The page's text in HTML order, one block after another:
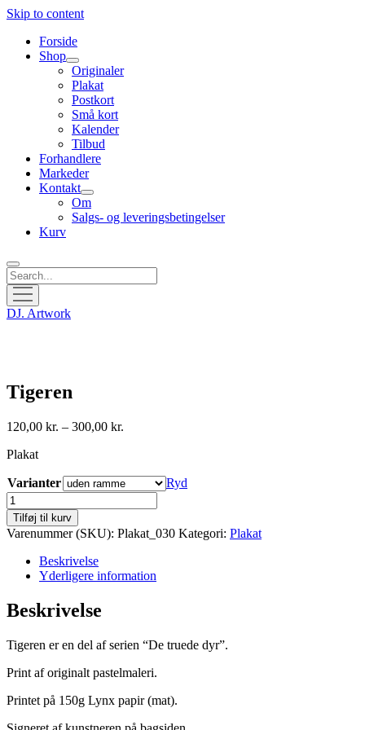
Skip to content
Forside
Shop
open
menu
Originaler
Plakat
Postkort
Små kort
Kalender
Tilbud
Forhandlere
Markeder
Kontakt
open
menu
Om
Salgs- og leveringsbetingelser
Kurv
Search
open
menu
DJ. Artwork
Tigeren
120,00 kr. – 300,00 kr.
Plakat
Varianter
Ryd
Tigeren
antal
Tilføj til kurv
Varenummer (SKU): Plakat_030 Kategori: Plakat
Beskrivelse
Yderligere information
Beskrivelse
Tigeren er en del af serien “De truede dyr”.
Print af originalt pastelmaleri.
Printet på 150g Lynx papir (mat).